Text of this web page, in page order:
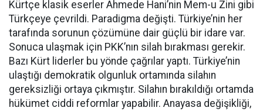
Kürtçe klasik eserler Ahmede Hani’nin Mem-u Zini gibi
Türkçeye çevrildi. Paradigma değişti. Türkiye’nin her
tarafında sorunun çözümüne dair güçlü bir idare var.
Sonuca ulaşmak için PKK’nın silah bırakması gerekir.
Bazı Kürt liderler bu yönde çağrılar yaptı. Türkiye’nin
ulaştığı demokratik olgunluk ortamında silahın
gereksizliği ortaya çıkmıştır. Silahın bırakıldığı ortamda
hükümet ciddi reformlar yapabilir. Anayasa değişikliği,